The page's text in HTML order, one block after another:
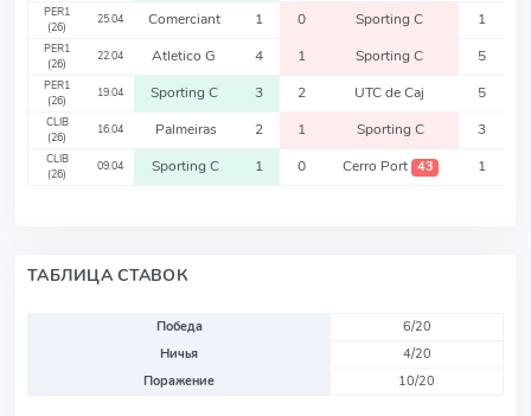
PER1
(26)
25.04 Comerciant 1 0 Sporting C 1
PER1
(26)
22.04 Atletico G 4 1 Sporting C 5
PER1
(26)
19.04 Sporting C 3 2 UTC de Caj 5
CLIB
(26)
16.04 Palmeiras 2 1 Sporting C 3
CLIB
(26)
09.04 Sporting C 1 0 Cerro Port 43 1
ТАБЛИЦА СТАВОК
Победа
6/20
Ничья
4/20
Поражение
10/20